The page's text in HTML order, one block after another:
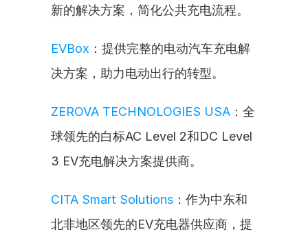
新的解决方案，简化公共充电流程。
EVBox ：提供完整的电动汽车充电解
决方案，助力电动出行的转型。
ZEROVA TECHNOLOGIES USA ：全
球领先的白标AC Level 2和DC Level
3 EV充电解决方案提供商。
CITA Smart Solutions ：作为中东和
北非地区领先的EV充电器供应商，提